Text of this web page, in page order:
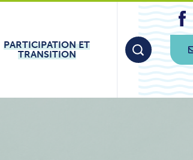
PARTICIPATION ET
TRANSITION